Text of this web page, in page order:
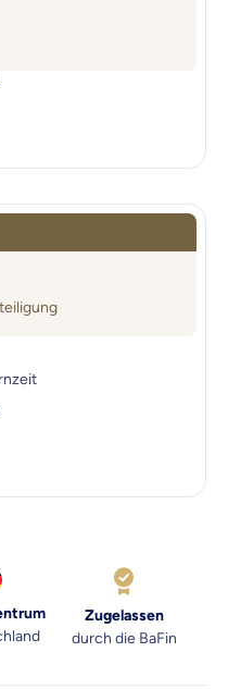
Zugelassen
durch die BaFin